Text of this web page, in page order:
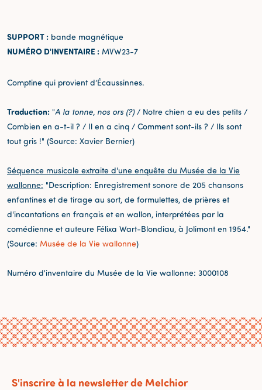
SUPPORT : bande magnétique
NUMÉRO D'INVENTAIRE : MVW23-7
Comptine qui provient d’Écaussinnes.
Traduction: "A la tonne, nos ors (?)/ Notre chien a eu des petits /
Combien en a-t-il ? / Il en a cinq / Comment sont-ils ? / Ils sont
tout gris !" (Source: Xavier Bernier)
Séquence musicale extraite d'une enquête du Musée de la Vie
wallonne: "Description: Enregistrement sonore de 205 chansons
enfantines et de tirage au sort, de formulettes, de prières et
d'incantations en français et en wallon, interprétées par la
comédienne et auteure Félixa Wart-Blondiau, à Jolimont en 1954."
(Source: Musée de la Vie wallonne)
Numéro d'inventaire du Musée de la Vie wallonne: 3000108
S'inscrire à la newsletter de Melchior